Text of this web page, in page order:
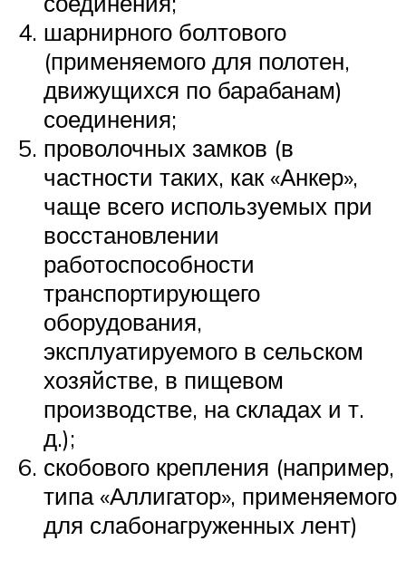
шарнирного болтового
(применяемого для полотен,
движущихся по барабанам)
соединения;
проволочных замков (в
частности таких, как «Анкер»,
чаще всего используемых при
восстановлении
работоспособности
транспортирующего
оборудования,
эксплуатируемого в сельском
хозяйстве, в пищевом
производстве, на складах и т.
д.);
скобового крепления (например,
типа «Аллигатор», применяемого
для слабонагруженных лент)